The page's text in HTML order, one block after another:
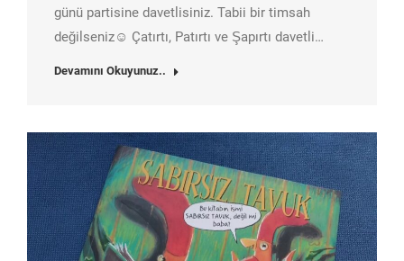
günü partisine davetlisiniz. Tabii bir timsah
değilseniz☺️ Çatırtı, Patırtı ve Şapırtı davetli…
Devamını Okuyunuz..